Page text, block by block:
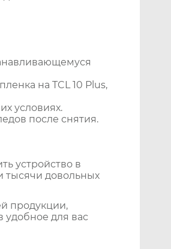
на TCL 10 Plus,
условиях.
после снятия.
устройство в
тысячи довольных
продукции,
удобное для вас